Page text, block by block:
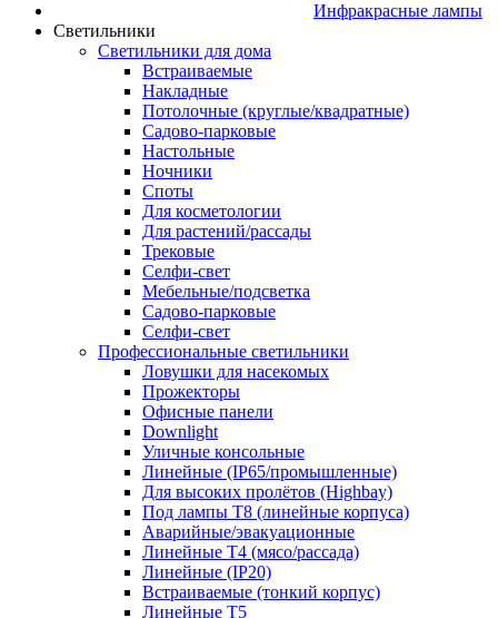
Инфракрасные лампы
Светильники
Светильники для дома
Встраиваемые
Накладные
Потолочные (круглые/квадратные)
Садово‑парковые
Настольные
Ночники
Споты
Для косметологии
Для растений/рассады
Трековые
Селфи‑свет
Мебельные/подсветка
Садово-парковые
Селфи-свет
Профессиональные светильники
Ловушки для насекомых
Прожекторы
Офисные панели
Downlight
Уличные консольные
Линейные (IP65/промышленные)
Для высоких пролётов (Highbay)
Под лампы T8 (линейные корпуса)
Аварийные/эвакуационные
Линейные T4 (мясо/рассада)
Линейные (IP20)
Встраиваемые (тонкий корпус)
Линейные T5